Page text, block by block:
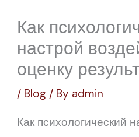
content
Как
настрой
оценку
/ Blog / By admin
Как психологический